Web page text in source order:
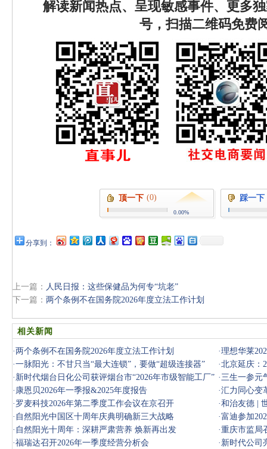
解读新闻热点、呈现敏感事件、更多
号，扫描二维码免费
顶一下 (0)
0.00%
踩一下
分享到：
上一篇： 人民日报：这些保健品为何专“坑老”
下一篇： 两个条例不在国务院2026年度立法工作计划
相关新闻
· 两个条例不在国务院2026年度立法工作计划 ·理想华莱
·一脉阳光：不甘只当“最大连锁”，要做“超级连接器” ·北京延庆：
· 新时代烟台日化公司获评烟台市“2026年市级智能工厂” ·三生一参元
· 康恩贝2026年一季报&2025年度报告 ·汇力同心变
· 罗麦科技2026年第二季度工作会议在京召开 ·和治友德 |
· 自然阳光中国区十周年庆典明确新三大战略 ·富迪参加
· 自然阳光十周年：深耕严肃营养 焕新再出发 ·重庆市监局
·福瑞达召开2026年一季度经营分析会 · 新时代公司